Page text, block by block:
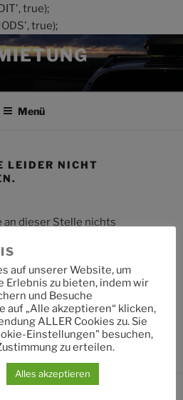
true);
true);
Menü
LEIDER NICHT
an dieser Stelle nichts
auf unserer Website, um
Erlebnis zu bieten, indem wir
und Besuche
auf „Alle akzeptieren“ klicken,
ALLER Cookies zu. Sie
Einstellungen" besuchen,
zu erteilen.
Alles akzeptieren